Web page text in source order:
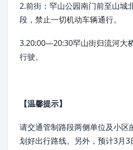
2.前街：罕山公园南门前至山城
段，禁止一切机动车辆通行。
3.20:00—20:30罕山街归流河大
行驶。
【温馨提示】
请交通管制路段两侧单位及小区
划好出行路线。另外，预计3月3